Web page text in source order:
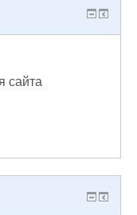
сайта